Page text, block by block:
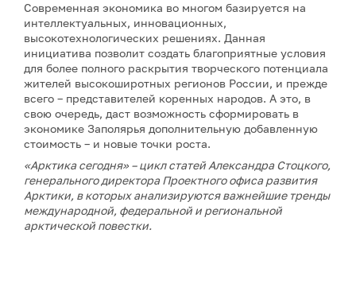
Современная экономика во многом базируется на
интеллектуальных, инновационных,
высокотехнологических решениях. Данная
инициатива позволит создать благоприятные условия
для более полного раскрытия творческого потенциала
жителей высокоширотных регионов России, и прежде
всего – представителей коренных народов. А это, в
свою очередь, даст возможность сформировать в
экономике Заполярья дополнительную добавленную
стоимость – и новые точки роста.
«Арктика сегодня» – цикл статей Александра Стоцкого,
генерального директора Проектного офиса развития
Арктики, в которых анализируются важнейшие тренды
международной, федеральной и региональной
арктической повестки.